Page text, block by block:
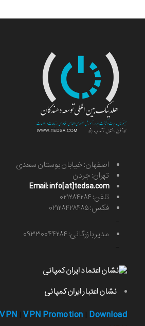
اصفهان: خیابان بوستان سعدی
تهران: جردن
Email: info[at]tedsa.com
تلفن: ۰۲۱۲۸۴۲۸۴
فکس: ۰۲۱۲۸۴۲۸۴۸۵
مدیر بازرگانی: ۰۹۳۳۰۰۴۴۲۸۴
نشان اعتبار ایران کمپانی
VPN Promotion Download